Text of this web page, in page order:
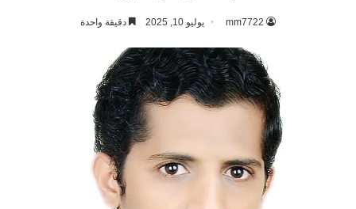
mm7722 يوليو 10, 2025 دقيقة واحدة